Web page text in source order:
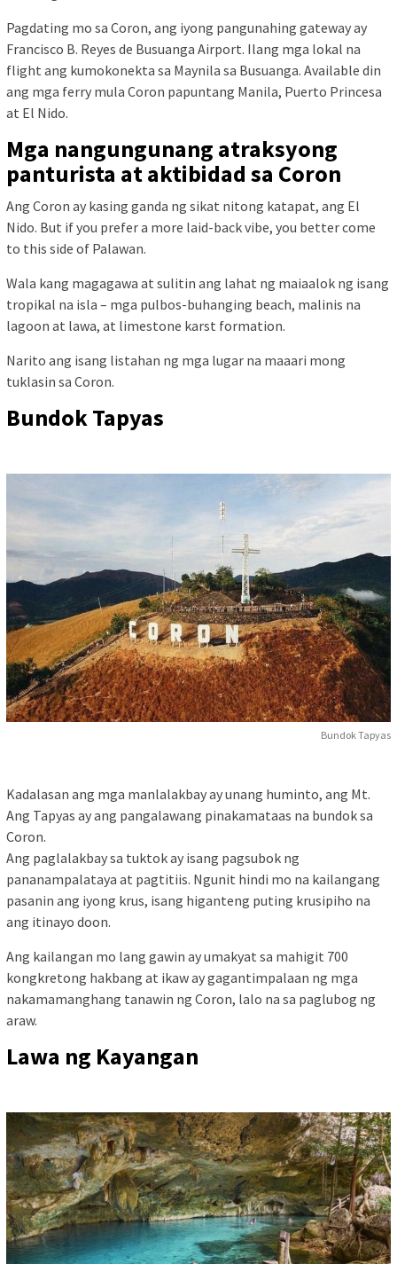
Pagdating mo sa Coron, ang iyong pangunahing gateway ay
Francisco B. Reyes de Busuanga Airport. Ilang mga lokal na
flight ang kumokonekta sa Maynila sa Busuanga. Available din
ang mga ferry mula Coron papuntang Manila, Puerto Princesa
at El Nido.
Mga nangungunang atraksyong
panturista at aktibidad sa Coron
Ang Coron ay kasing ganda ng sikat nitong katapat, ang El
Nido. But if you prefer a more laid-back vibe, you better come
to this side of Palawan.
Wala kang magagawa at sulitin ang lahat ng maiaalok ng isang
tropikal na isla – mga pulbos-buhanging beach, malinis na
lagoon at lawa, at limestone karst formation.
Narito ang isang listahan ng mga lugar na maaari mong
tuklasin sa Coron.
Bundok Tapyas
Bundok Tapyas
Kadalasan ang mga manlalakbay ay unang huminto, ang Mt.
Ang Tapyas ay ang pangalawang pinakamataas na bundok sa
Coron.
Ang paglalakbay sa tuktok ay isang pagsubok ng
pananampalataya at pagtitiis. Ngunit hindi mo na kailangang
pasanin ang iyong krus, isang higanteng puting krusipiho na
ang itinayo doon.
Ang kailangan mo lang gawin ay umakyat sa mahigit 700
kongkretong hakbang at ikaw ay gagantimpalaan ng mga
nakamamanghang tanawin ng Coron, lalo na sa paglubog ng
araw.
Lawa ng Kayangan